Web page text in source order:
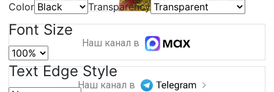
Color Transparency
Font Size
Text Edge Style
Наш канал в
Наш канал в